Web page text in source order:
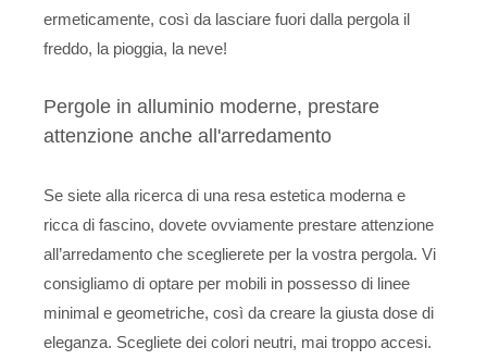
ermeticamente, così da lasciare fuori dalla pergola il
freddo, la pioggia, la neve!
Pergole in alluminio moderne, prestare
attenzione anche all'arredamento
Se siete alla ricerca di una resa estetica moderna e
ricca di fascino, dovete ovviamente prestare attenzione
all’arredamento che sceglierete per la vostra pergola. Vi
consigliamo di optare per mobili in possesso di linee
minimal e geometriche, così da creare la giusta dose di
eleganza. Scegliete dei colori neutri, mai troppo accesi.